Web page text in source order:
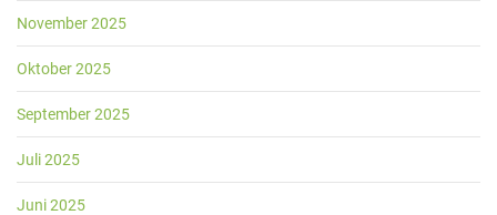
November 2025
Oktober 2025
September 2025
Juli 2025
Juni 2025